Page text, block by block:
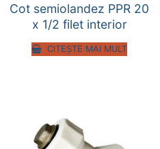
Cot semiolandez PPR 20
x 1/2 filet interior
CITEȘTE MAI MULT